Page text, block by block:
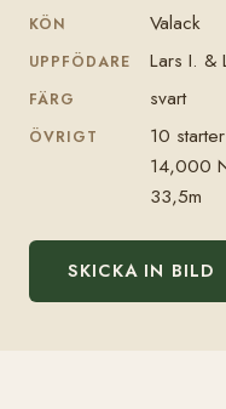
KÖN Valack
UPPFÖDARE Lars I. &
FÄRG svart
ÖVRIGT
10
14,000
33,5m
SKICKA IN BILD